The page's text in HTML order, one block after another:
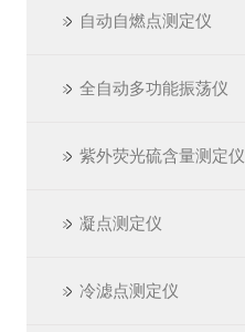
自动自燃点测定仪
全自动多功能振荡仪
紫外荧光硫含量测定仪
凝点测定仪
冷滤点测定仪